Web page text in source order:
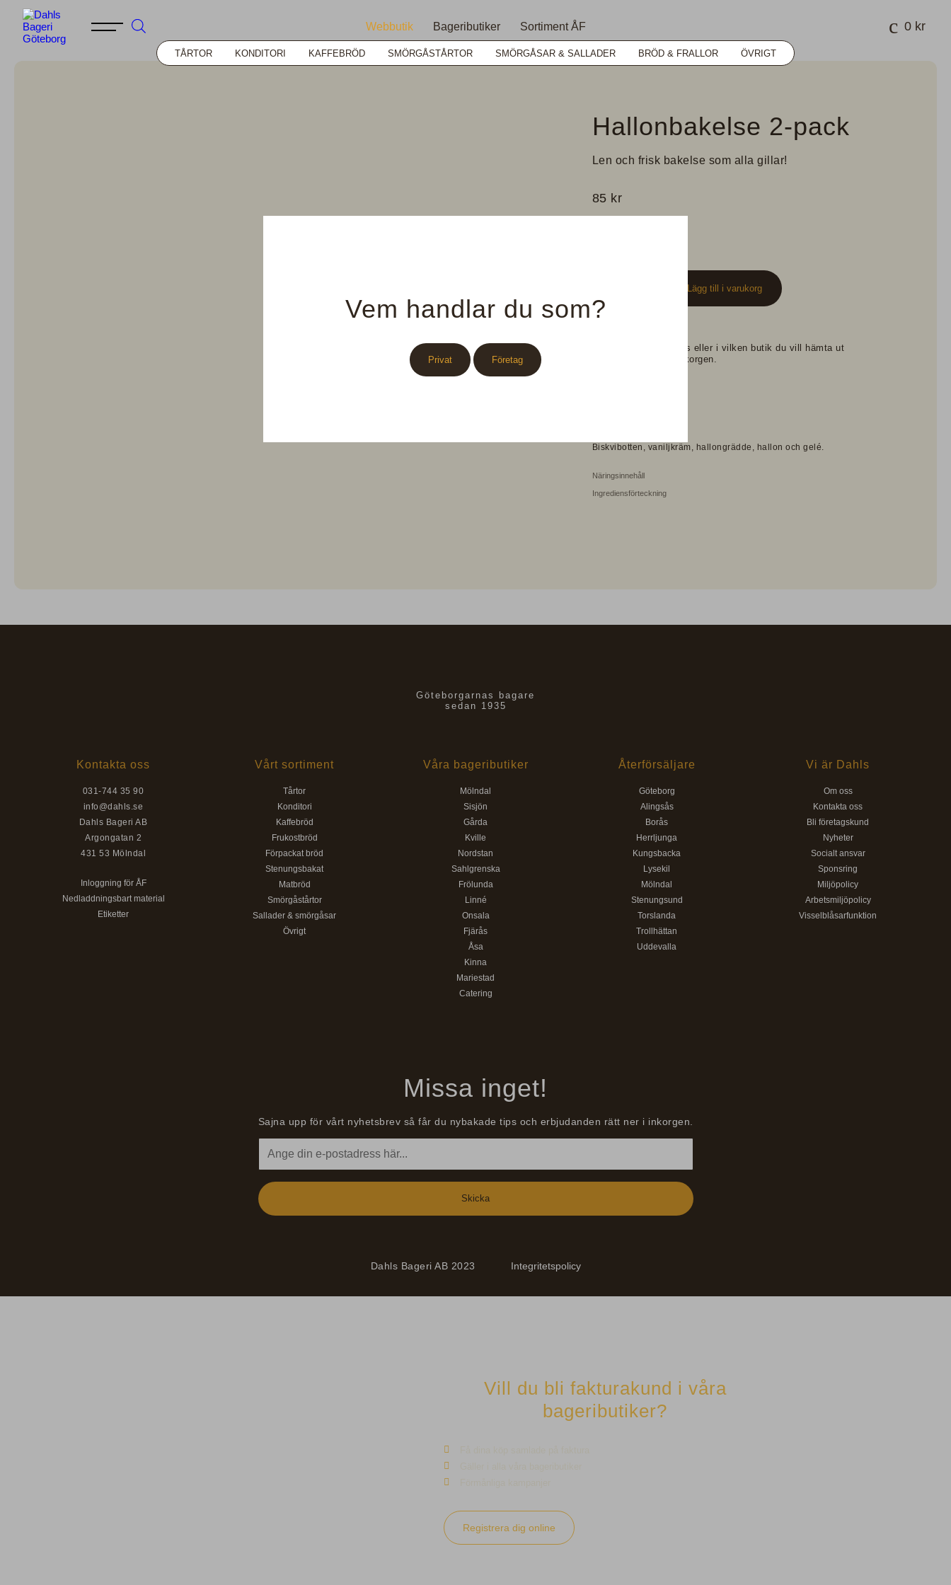
Webbutik Bageributiker Sortiment ÅF 0 kr
TÅRTOR KONDITORI KAFFEBRÖD SMÖRGÅSTÅRTOR SMÖRGÅSAR & SALLADER BRÖD & FRALLOR ÖVRIGT
Hallonbakelse 2-pack
Len och frisk bakelse som alla gillar!
85 kr
Lägg till i varukorg
Du väljer hemleverans eller i vilken butik du vill hämta ut
din beställning i varukorgen.
Biskvibotten, vaniljkräm, hallongrädde, hallon och gelé.
Näringsinnehåll
Ingrediensförteckning
Göteborgarnas bagare
sedan 1935
Kontakta oss
031-744 35 90
info@dahls.se
Dahls Bageri AB
Argongatan 2
431 53 Mölndal
Inloggning för ÅF
Nedladdningsbart material
Etiketter
Vårt sortiment
Tårtor
Konditori
Kaffebröd
Frukostbröd
Förpackat bröd
Stenungsbakat
Matbröd
Smörgåstårtor
Sallader & smörgåsar
Övrigt
Våra bageributiker
Mölndal
Sisjön
Gårda
Kville
Nordstan
Sahlgrenska
Frölunda
Linné
Onsala
Fjärås
Åsa
Kinna
Mariestad
Catering
Återförsäljare
Göteborg
Alingsås
Borås
Herrljunga
Kungsbacka
Lysekil
Mölndal
Stenungsund
Torslanda
Trollhättan
Uddevalla
Vi är Dahls
Om oss
Kontakta oss
Bli företagskund
Nyheter
Socialt ansvar
Sponsring
Miljöpolicy
Arbetsmiljöpolicy
Visselblåsarfunktion
Missa inget!
Sajna upp för vårt nyhetsbrev så får du nybakade tips och erbjudanden rätt ner i inkorgen.
Dahls Bageri AB 2023 Integritetspolicy
Vem handlar du som?
Privat Företag
Vill du bli fakturakund i våra
bageributiker?
Registrera dig online